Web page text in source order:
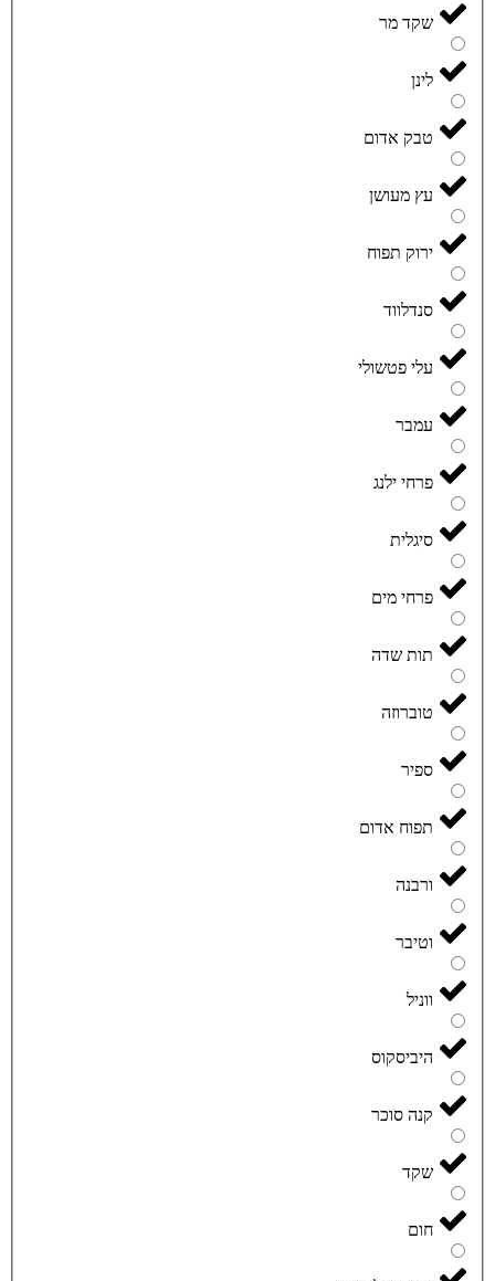
שקד מר
לינן
טבק אדום
עץ מעושן
ירוק תפוח
סנדלווד
עלי פטשולי
עמבר
פרחי ילנג
סיגלית
פרחי מים
תות שדה
טוברוזה
ספיר
תפוח אדום
ורבנה
וטיבר
ווניל
היביסקוס
קנה סוכר
שקד
חום